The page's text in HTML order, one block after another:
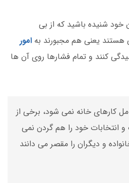
شنیده باشید که از بی
یعنی هم مجبورند به امور
کنند و تمام فشارها روی آن ها
کارهای خانه نمی شود، برخی از
و انتخابات خود را هم گردن نمی
و دیگران را مقصر می دانند